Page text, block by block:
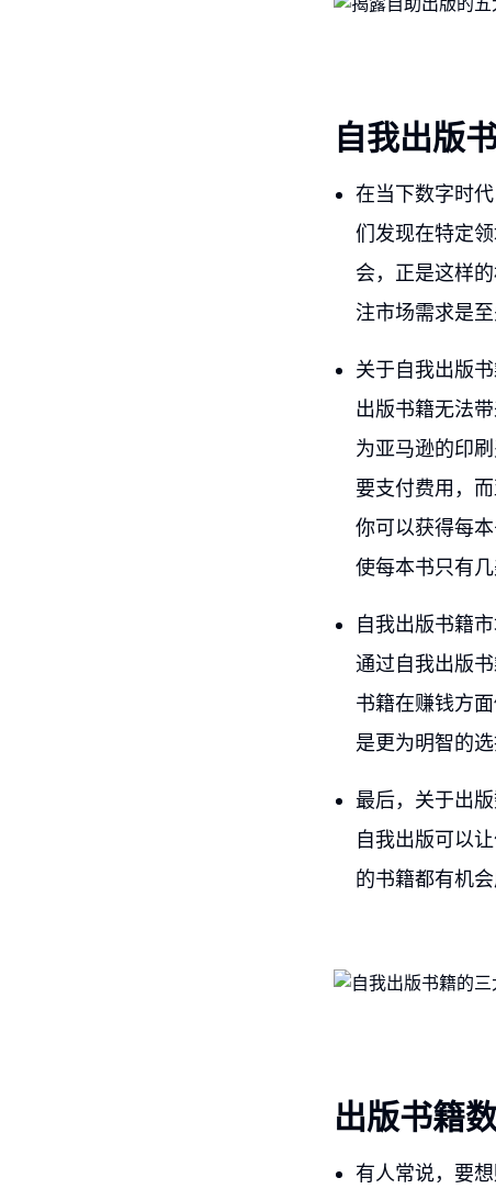
自我出版
在当下数字时
们发现在特定
会，正是这样
注市场需求是至
关于自我出版
出版书籍无法
为亚马逊的印
要支付费用，
你可以获得每
使每本书只有
自我出版书籍
通过自我出版
书籍在赚钱方
是更为明智的选
最后，关于出
自我出版可以
的书籍都有机
出版书籍
有人常说，要